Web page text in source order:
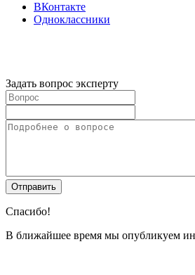
ВКонтакте
Одноклассники
Задать вопрос эксперту
Спасибо!
В ближайшее время мы опубликуем